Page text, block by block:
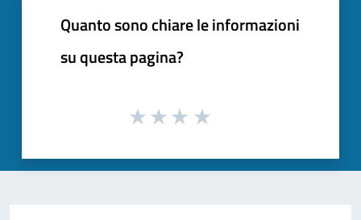
Quanto sono chiare le informazioni
su questa pagina?